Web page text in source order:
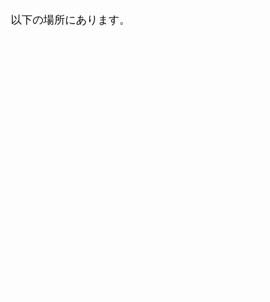
以下の場所にあります。